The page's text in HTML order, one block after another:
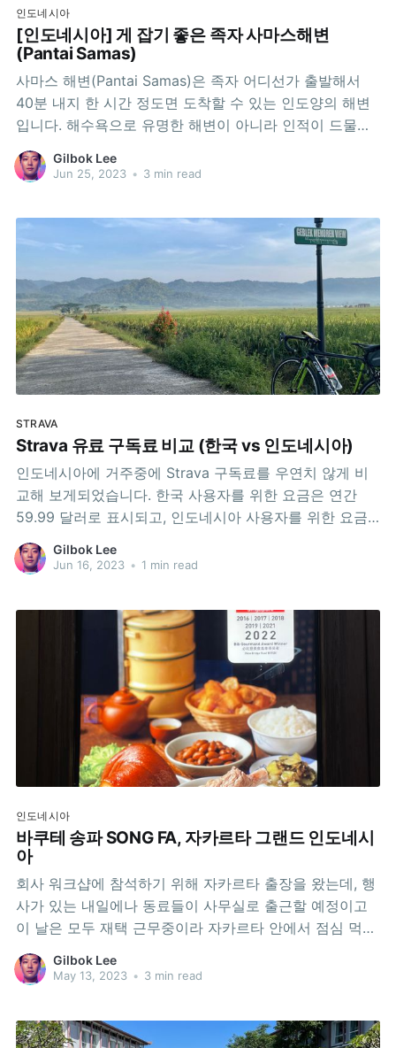
인도네시아
[인도네시아] 게 잡기 좋은 족자 사마스해변
(Pantai Samas)
사마스 해변(Pantai Samas)은 족자 어디선가 출발해서
40분 내지 한 시간 정도면 도착할 수 있는 인도양의 해변
입니다. 해수욕으로 유명한 해변이 아니라 인적이 드물고,
어촌에 가깝습니다. 즉, 관광지로서의 기반시설이 없어서,
해변 근처에 차를 주차하기가 쉽지 않습니다. 쓸만한 화장
장실을 갖춘 씨푸드 레스토랑 <
Gilbok Lee
Jun 25, 2023 • 3 min read
STRAVA
Strava 유료 구독료 비교 (한국 vs 인도네시아)
인도네시아에 거주중에 Strava 구독료를 우연치 않게 비
교해 보게되었습니다. 한국 사용자를 위한 요금은 연간
59.99 달러로 표시되고, 인도네시아 사용자를 위한 요금
은 연간 549,000 루피아로 표시됩니다. 오늘자 환율을 적
용해 보면 한화로 아래와 같네요. 한국: 59.99 달러 => 약
Gilbok Lee
Jun 16, 2023 • 1 min read
인도네시아
바쿠테 송파 SONG FA, 자카르타 그랜드 인도네시
아
회사 워크샵에 참석하기 위해 자카르타 출장을 왔는데, 행
사가 있는 내일에나 동료들이 사무실로 출근할 예정이고
이 날은 모두 재택 근무중이라 자카르타 안에서 점심 먹을
사람이 아무도 없었습니다. 일단 숙소 근처에 그랜드 인도
네시아 쇼핑몰이 보이네요. 거기로 가기로 마음 먹었습니
Gilbok Lee
May 13, 2023 • 3 min read